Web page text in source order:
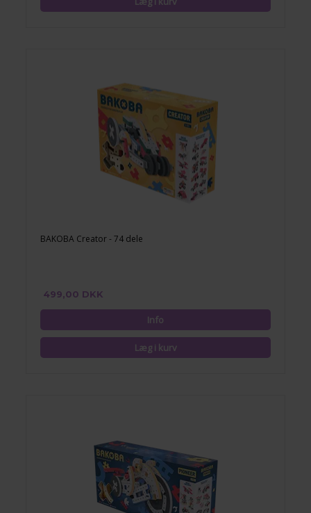
BAKOBA Creator - 74 dele
499,00 DKK